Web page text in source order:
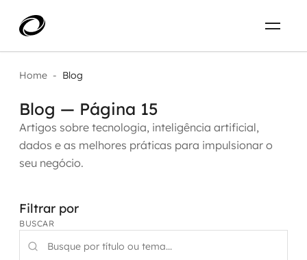
O que resolvemos
Aplicar IA com impacto real
IA Generativa
Agentes de IA
Projetos
Carreira
PT-BR
ENTRE EM CONTATO
Home - Blog
Blog — Página 15
Artigos sobre tecnologia, inteligência artificial,
dados e as melhores práticas para impulsionar o
seu negócio.
Filtrar por
BUSCAR